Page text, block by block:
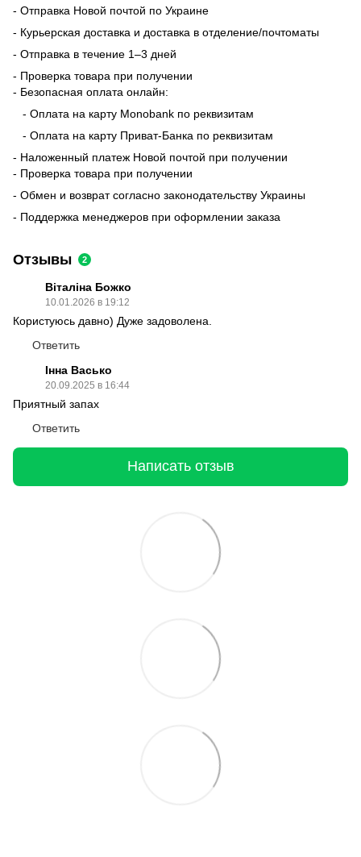
- Отправка Новой почтой по Украине
- Курьерская доставка и доставка в отделение/почтоматы
- Отправка в течение 1–3 дней
- Проверка товара при получении
- Безопасная оплата онлайн:
- Оплата на карту Monobank по реквизитам
- Оплата на карту Приват-Банка по реквизитам
- Наложенный платеж Новой почтой при получении
- Проверка товара при получении
- Обмен и возврат согласно законодательству Украины
- Поддержка менеджеров при оформлении заказа
Отзывы 2
Віталіна Божко
10.01.2026 в 19:12
Користуюсь давно) Дуже задоволена.
Ответить
Інна Васько
20.09.2025 в 16:44
Приятный запах
Ответить
Написать отзыв